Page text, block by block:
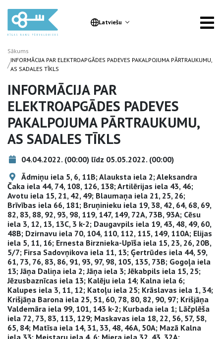
Latviešu
Sākums
/INFORMĀCIJA PAR ELEKTROAPGĀDES PADEVES PAKALPOJUMA PĀRTRAUKUMU,
AS SADALES TĪKLS
INFORMĀCIJA PAR
ELEKTROAPGĀDES PADEVES
PAKALPOJUMA PĀRTRAUKUMU,
AS SADALES TĪKLS
04.04.2022. (00:00) līdz 05.05.2022. (00:00)
Ādmiņu iela 5, 6, 11B; Alauksta iela 2; Aleksandra
Čaka iela 44, 74, 108, 126, 138; Artilērijas iela 43, 46;
Avotu iela 15, 21, 42, 49; Blaumaņa iela 21, 25, 26;
Brīvības iela 66, 181; Bruņinieku iela 19, 38, 42, 64, 68, 69,
82, 83, 88, 92, 93, 98, 119, 147, 149, 72A, 73B, 93A; Cēsu
iela 3, 12, 13, 13C, 3 k-2; Daugavpils iela 19, 43, 48, 49, 60,
48B; Dzirnavu iela 70, 104, 110, 112, 115, 149, 110A; Elijas
iela 5, 11, 16; Ernesta Birznieka-Upīša iela 15, 23, 26, 20B,
5/7; Firsa Sadovņikova iela 11, 13; Ģertrūdes iela 44, 59,
61, 73, 76, 83, 86, 91, 93, 97, 98, 105, 135, 73B; Gogoļa iela
13; Jāņa Daliņa iela 2; Jāņa iela 3; Jēkabpils iela 15, 25;
Jēzusbaznīcas iela 13; Kalēju iela 14; Kalna iela 6;
Kalupes iela 3, 11, 12; Katoļu iela 25; Krāslavas iela 1, 34;
Krišjāņa Barona iela 25, 51, 60, 78, 80, 82, 90, 97; Krišjāņa
Valdemāra iela 99, 101, 143 k-2; Kurbada iela 1; Lāčplēša
iela 72, 73, 83, 113, 129; Maskavas iela 18, 22, 56, 57, 58,
65, 84; Matīsa iela 14, 31, 33, 48, 46A, 50A; Mazā Kalna
iela 33; Meistaru iela 4, 6; Miera iela 32, 43, 32A;